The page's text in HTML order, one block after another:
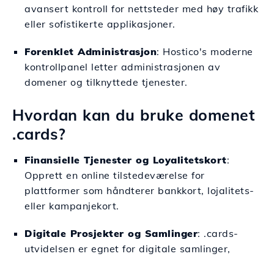
avansert kontroll for nettsteder med høy trafikk
eller sofistikerte applikasjoner.
Forenklet Administrasjon: Hostico's moderne
kontrollpanel letter administrasjonen av
domener og tilknyttede tjenester.
Hvordan kan du bruke domenet
.cards?
Finansielle Tjenester og Loyalitetskort:
Opprett en online tilstedeværelse for
plattformer som håndterer bankkort, lojalitets-
eller kampanjekort.
Digitale Prosjekter og Samlinger: .cards-
utvidelsen er egnet for digitale samlinger,